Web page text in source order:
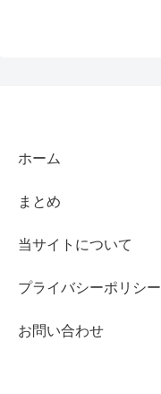
ホーム
まとめ
当サイトについて
プライバシーポリシー
お問い合わせ